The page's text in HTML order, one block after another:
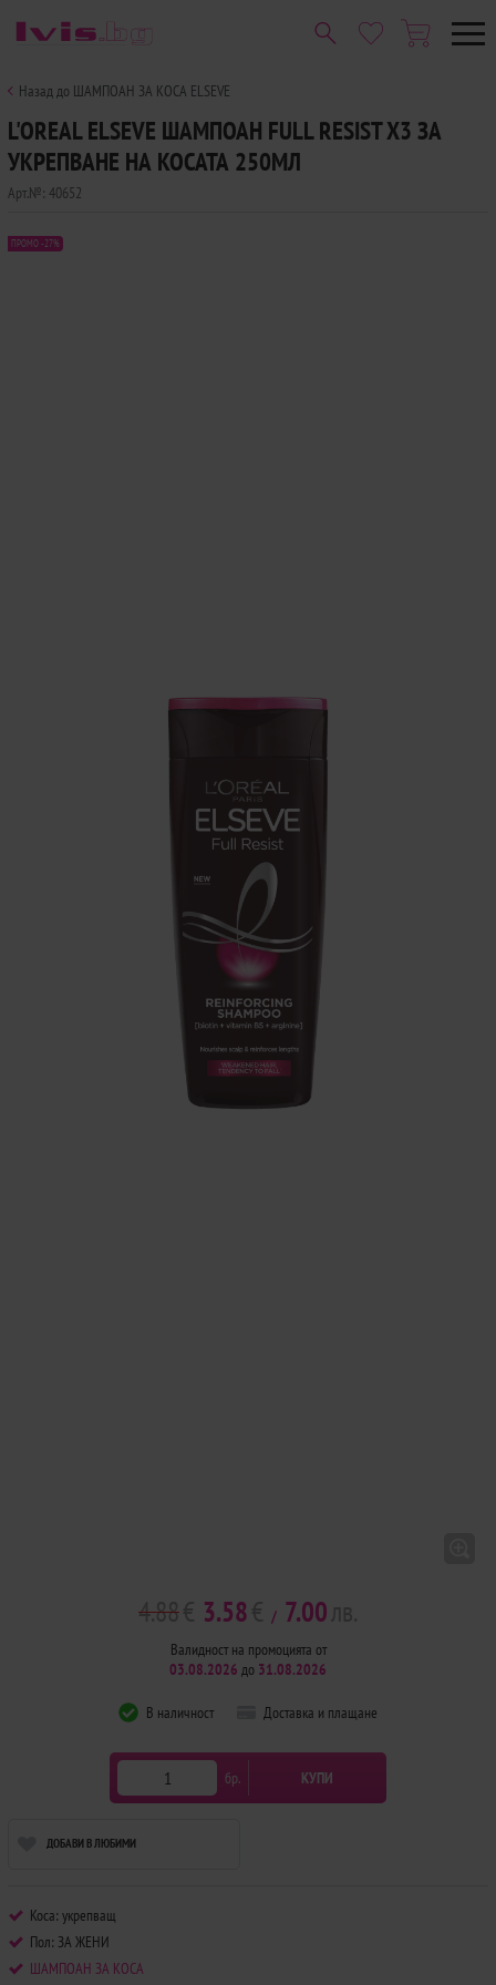
Назад до ШАМПОАН ЗА КОСА ELSEVE
L'OREAL ELSEVE ШАМПОАН FULL RESIST X3 ЗА
УКРЕПВАНЕ НА КОСАТА 250МЛ
Арт.№: 40652
ПРОМО -27%
4.88 3.58 / 7.00
Валидност на промоцията от
03.08.2026 до 31.08.2026
В наличност Доставка и плащане
бр. КУПИ
ДОБАВИ В ЛЮБИМИ
Коса: укрепващ
Пол: ЗА ЖЕНИ
ШАМПОАН ЗА КОСА